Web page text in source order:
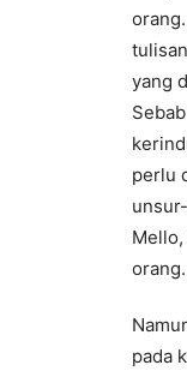
yang
perlu
orang.
pada